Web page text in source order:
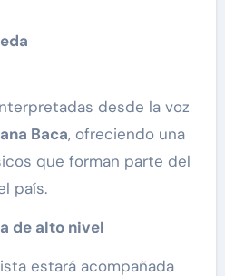
desde la voz
Baca, ofreciendo una
que forman parte del
país.
de alto nivel
estará acompañada